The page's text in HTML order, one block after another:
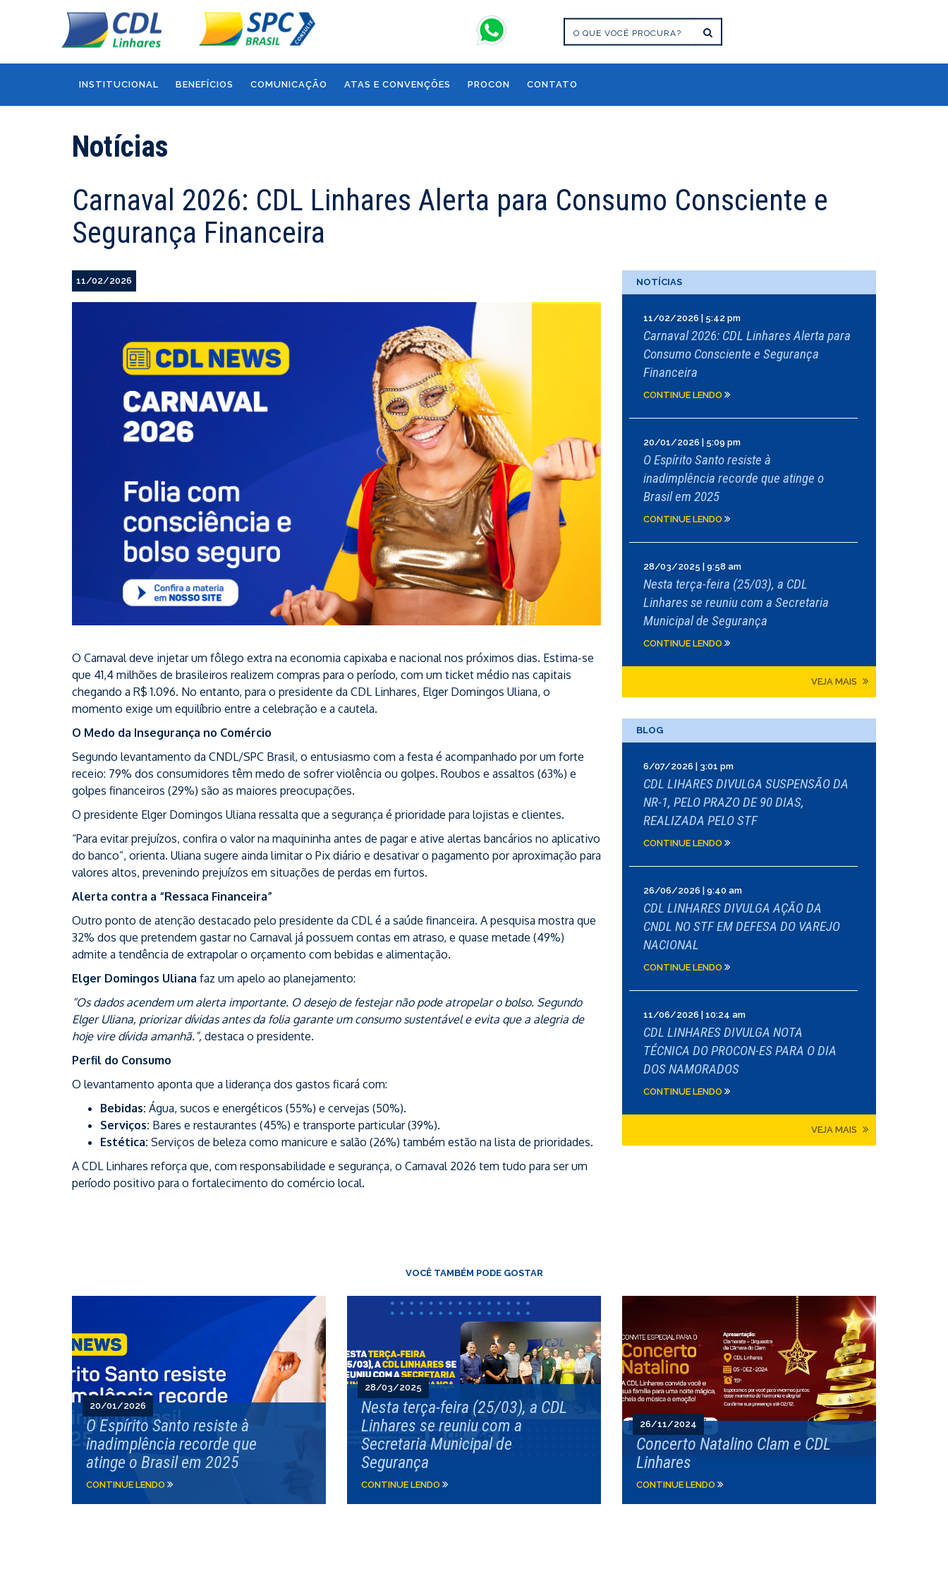
INSTITUCIONAL BENEFÍCIOS COMUNICAÇÃO ATAS E CONVENÇÕES PROCON CONTATO
Notícias
Carnaval 2026: CDL Linhares Alerta para Consumo Consciente e
Segurança Financeira
11/02/2026
O Carnaval deve injetar um fôlego extra na economia capixaba e nacional nos próximos dias. Estima-se
que 41,4 milhões de brasileiros realizem compras para o período, com um ticket médio nas capitais
chegando a R$ 1.096. No entanto, para o presidente da CDL Linhares, Elger Domingos Uliana, o
momento exige um equilíbrio entre a celebração e a cautela.
O Medo da Insegurança no Comércio
Segundo levantamento da CNDL/SPC Brasil, o entusiasmo com a festa é acompanhado por um forte
receio: 79% dos consumidores têm medo de sofrer violência ou golpes. Roubos e assaltos (63%) e
golpes financeiros (29%) são as maiores preocupações.
O presidente Elger Domingos Uliana ressalta que a segurança é prioridade para lojistas e clientes.
“Para evitar prejuízos, confira o valor na maquininha antes de pagar e ative alertas bancários no aplicativo
do banco”, orienta. Uliana sugere ainda limitar o Pix diário e desativar o pagamento por aproximação para
valores altos, prevenindo prejuízos em situações de perdas em furtos.
Alerta contra a “Ressaca Financeira”
Outro ponto de atenção destacado pelo presidente da CDL é a saúde financeira. A pesquisa mostra que
32% dos que pretendem gastar no Carnaval já possuem contas em atraso, e quase metade (49%)
admite a tendência de extrapolar o orçamento com bebidas e alimentação.
Elger Domingos Uliana faz um apelo ao planejamento:
“Os dados acendem um alerta importante. O desejo de festejar não pode atropelar o bolso. Segundo
Elger Uliana, priorizar dívidas antes da folia garante um consumo sustentável e evita que a alegria de
hoje vire dívida amanhã.”, destaca o presidente.
Perfil do Consumo
O levantamento aponta que a liderança dos gastos ficará com:
Bebidas: Água, sucos e energéticos (55%) e cervejas (50%).
Serviços: Bares e restaurantes (45%) e transporte particular (39%).
Estética: Serviços de beleza como manicure e salão (26%) também estão na lista de prioridades.
A CDL Linhares reforça que, com responsabilidade e segurança, o Carnaval 2026 tem tudo para ser um
período positivo para o fortalecimento do comércio local.
NOTÍCIAS
11/02/2026 | 5:42 pm
Carnaval 2026: CDL Linhares Alerta para
Consumo Consciente e Segurança
Financeira
CONTINUE LENDO
20/01/2026 | 5:09 pm
O Espírito Santo resiste à
inadimplência recorde que atinge o
Brasil em 2025
CONTINUE LENDO
28/03/2025 | 9:58 am
Nesta terça-feira (25/03), a CDL
Linhares se reuniu com a Secretaria
Municipal de Segurança
CONTINUE LENDO
VEJA MAIS
BLOG
6/07/2026 | 3:01 pm
CDL LIHARES DIVULGA SUSPENSÃO DA
NR-1, PELO PRAZO DE 90 DIAS,
REALIZADA PELO STF
CONTINUE LENDO
26/06/2026 | 9:40 am
CDL LINHARES DIVULGA AÇÃO DA
CNDL NO STF EM DEFESA DO VAREJO
NACIONAL
CONTINUE LENDO
11/06/2026 | 10:24 am
CDL LINHARES DIVULGA NOTA
TÉCNICA DO PROCON-ES PARA O DIA
DOS NAMORADOS
CONTINUE LENDO
VEJA MAIS
VOCÊ TAMBÉM PODE GOSTAR
20/01/2026
O Espírito Santo resiste à
inadimplência recorde que
atinge o Brasil em 2025
CONTINUE LENDO
28/03/2025
Nesta terça-feira (25/03), a CDL
Linhares se reuniu com a
Secretaria Municipal de
Segurança
CONTINUE LENDO
26/11/2024
Concerto Natalino Clam e CDL
Linhares
CONTINUE LENDO